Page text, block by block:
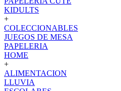
KIDULTS
+
COLECCIONABLES
JUEGOS DE MESA
PAPELERIA
HOME
+
ALIMENTACION
LLUVIA